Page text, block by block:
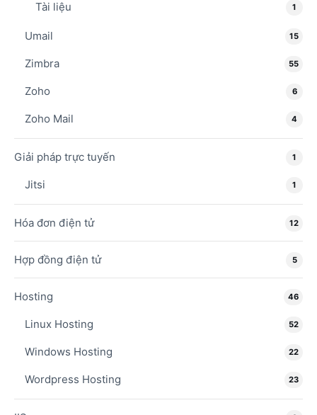
Tài liệu 1
Umail 15
Zimbra 55
Zoho 6
Zoho Mail 4
Giải pháp trực tuyến 1
Jitsi 1
Hóa đơn điện tử 12
Hợp đồng điện tử 5
Hosting 46
Linux Hosting 52
Windows Hosting 22
Wordpress Hosting 23